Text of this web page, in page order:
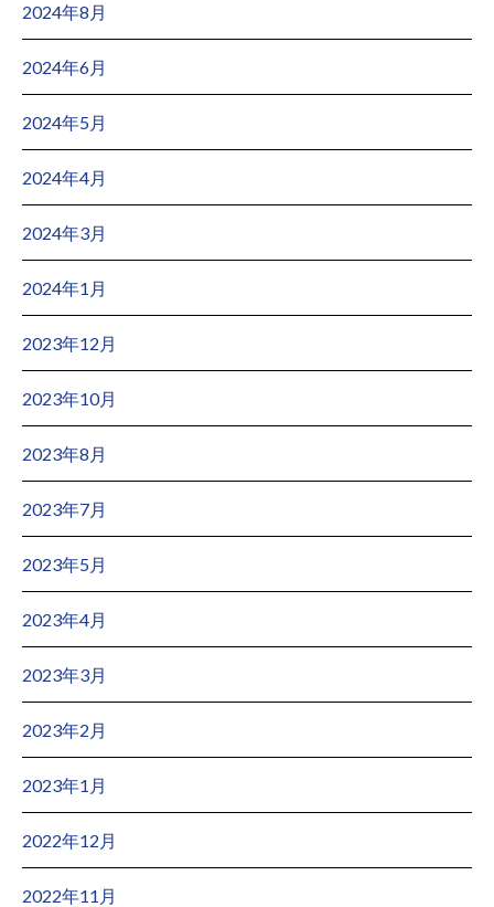
2024年8月
2024年6月
2024年5月
2024年4月
2024年3月
2024年1月
2023年12月
2023年10月
2023年8月
2023年7月
2023年5月
2023年4月
2023年3月
2023年2月
2023年1月
2022年12月
2022年11月